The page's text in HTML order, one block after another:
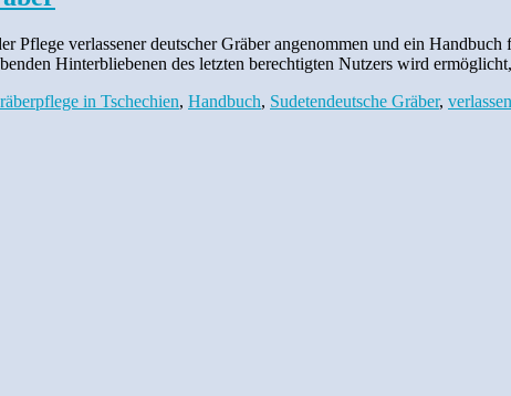
Pflege verlassener deutscher Gräber angenommen und ein
Hinterbliebenen des letzten berechtigten Nutzers wird
in Tschechien, Handbuch, Sudetendeutsche Gräber,